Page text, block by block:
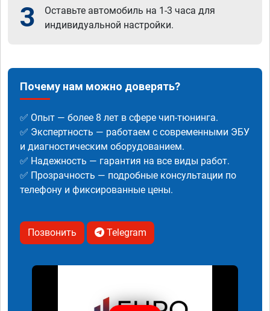
3
Оставьте автомобиль на 1-3 часа для
индивидуальной настройки.
Почему нам можно доверять?
✅ Опыт — более 8 лет в сфере чип-тюнинга.
✅ Экспертность — работаем с современными ЭБУ
и диагностическим оборудованием.
✅ Надежность — гарантия на все виды работ.
✅ Прозрачность — подробные консультации по
телефону и фиксированные цены.
Позвонить Telegram